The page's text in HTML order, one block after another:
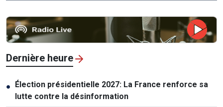
Dernière heure
● Élection présidentielle 2027: La France renforce sa
lutte contre la désinformation